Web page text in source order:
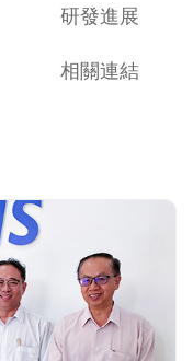
研發進展
相關連結